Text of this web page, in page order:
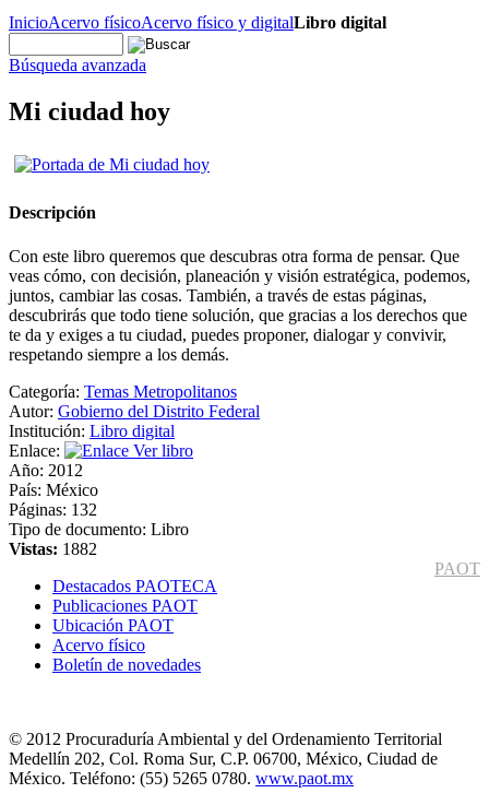
InicioAcervo físicoAcervo físico y digitalLibro digital
Búsqueda avanzada
Mi ciudad hoy
Descripción
Con este libro queremos que descubras otra forma de pensar. Que
veas cómo, con decisión, planeación y visión estratégica, podemos,
juntos, cambiar las cosas. También, a través de estas páginas,
descubrirás que todo tiene solución, que gracias a los derechos que
te da y exiges a tu ciudad, puedes proponer, dialogar y convivir,
respetando siempre a los demás.
Categoría: Temas Metropolitanos
Autor: Gobierno del Distrito Federal
Institución: Libro digital
Enlace:
Ver libro
Año: 2012
País: México
Páginas: 132
Tipo de documento: Libro
Vistas: 1882
PAOT
Destacados PAOTECA
Publicaciones PAOT
Ubicación PAOT
Acervo físico
Boletín de novedades
© 2012 Procuraduría Ambiental y del Ordenamiento Territorial
Medellín 202, Col. Roma Sur, C.P. 06700, México, Ciudad de
México. Teléfono: (55) 5265 0780. www.paot.mx